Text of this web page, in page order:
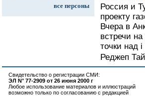
все персоны
Россия и
проекту
Вчера в
встречи
точки над
Реджеп
Свидетельство о регистрации СМИ:
ЭЛ N° 77-2909 от 26 июня 2000 г
Любое использование материалов и иллюстраций
возможно только по согласованию с редакцией